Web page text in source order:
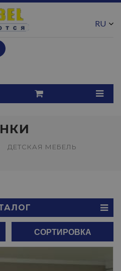
RU
ДЕТСКАЯ МЕБЕЛЬ
СОРТИРОВКА